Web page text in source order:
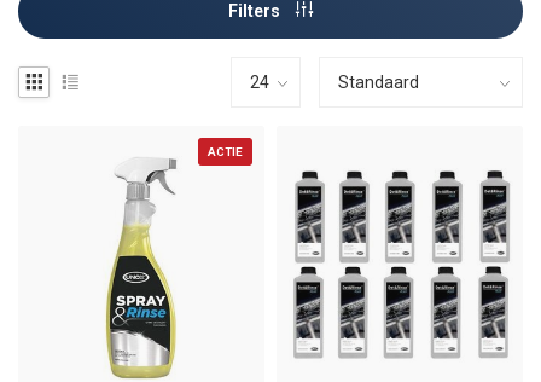
Filters
ACTIE